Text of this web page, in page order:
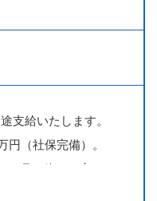
性産休2名・育休復帰
支給いたします。
（社保完備）。
月で終わる方もいま